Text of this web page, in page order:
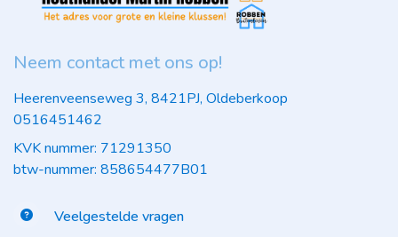
Neem contact met ons op!
Heerenveenseweg 3, 8421PJ, Oldeberkoop
0516451462
KVK nummer: 71291350
btw-nummer: 858654477B01
Veelgestelde vragen